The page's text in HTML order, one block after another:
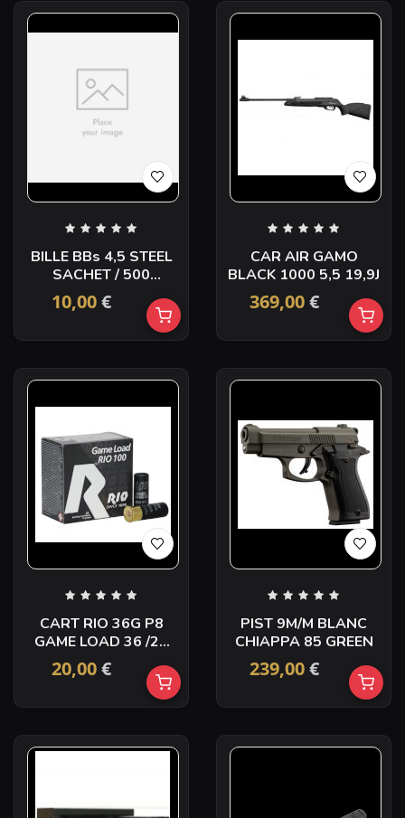
BILLE BBs 4,5 STEEL
SACHET / 500
UMAREX
10,00€
CAR AIR GAMO
BLACK 1000 5,5 19,9J
369,00€
CART RIO 36G P8
GAME LOAD 36 /25
C12
20,00€
PIST 9M/M BLANC
CHIAPPA 85 GREEN
239,00€